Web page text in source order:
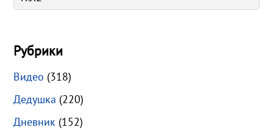
Рубрики
Видео (318)
Дедушка (220)
Дневник (152)